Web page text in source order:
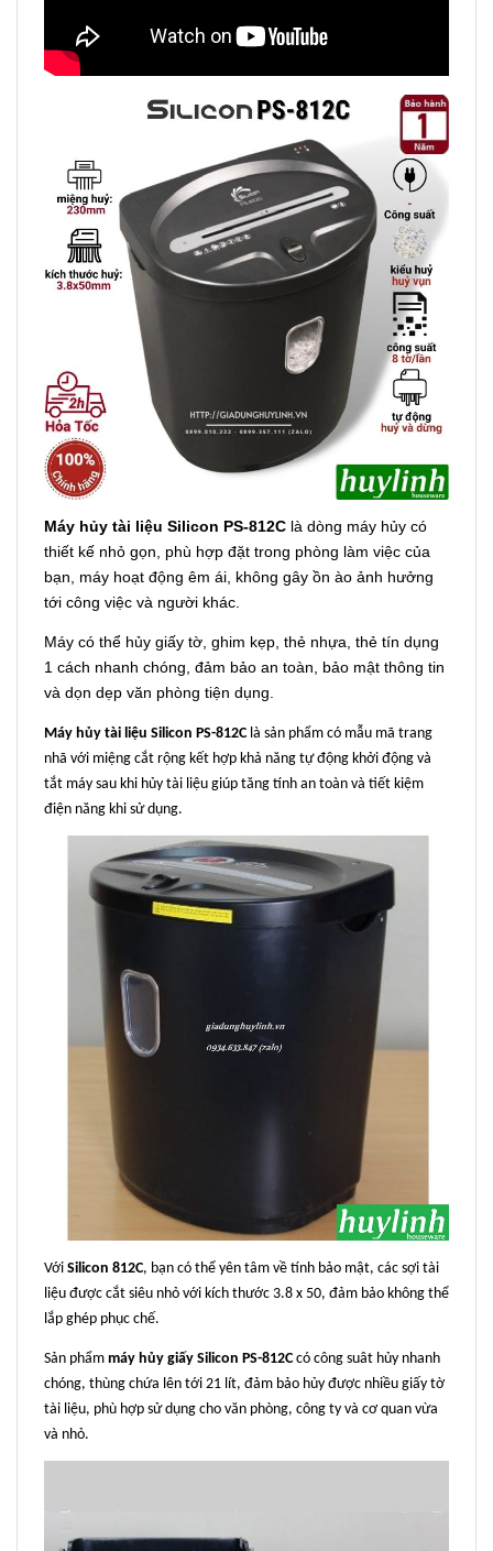
Máy hủy tài liệu Silicon PS-812C là dòng máy hủy có
thiết kế nhỏ gọn, phù hợp đặt trong phòng làm việc của
bạn, máy hoạt động êm ái, không gây ồn ào ảnh hưởng
tới công việc và người khác.
Máy có thể hủy giấy tờ, ghim kẹp, thẻ nhựa, thẻ tín dụng
1 cách nhanh chóng, đảm bảo an toàn, bảo mật thông tin
và dọn dẹp văn phòng tiện dụng.
Máy hủy tài liệu Silicon PS-812C là sản phẩm có mẫu mã trang
nhã với miệng cắt rộng kết hợp khả năng tự động khởi động và
tắt máy sau khi hủy tài liệu giúp tăng tính an toàn và tiết kiệm
điện năng khi sử dụng.
Với Silicon 812C, bạn có thể yên tâm về tính bảo mật, các sợi tài
liệu được cắt siêu nhỏ với kích thước 3.8 x 50, đảm bảo không thể
lắp ghép phục chế.
Sản phẩm máy hủy giấy Silicon PS-812C có công suât hủy nhanh
chóng, thùng chứa lên tới 21 lít, đảm bảo hủy được nhiều giấy tờ
tài liệu, phù hợp sử dụng cho văn phòng, công ty và cơ quan vừa
và nhỏ.